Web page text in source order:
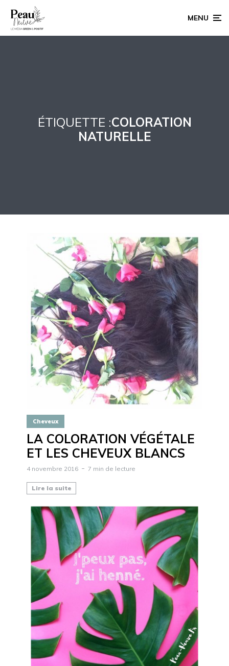
MENU
ÉTIQUETTE :COLORATION
NATURELLE
Cheveux
LA COLORATION VÉGÉTALE
ET LES CHEVEUX BLANCS
4 novembre 2016 7 min de lecture
Lire la suite